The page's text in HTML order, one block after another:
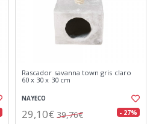
Rascador savanna town gris claro
60 x 30 x 30 cm
NAYECO
29,10€ 39,76€ - 27%